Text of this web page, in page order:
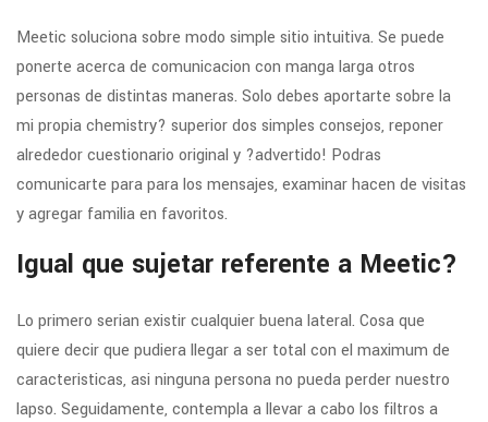
Meetic soluciona sobre modo simple sitio intuitiva. Se puede
ponerte acerca de comunicacion con manga larga otros
personas de distintas maneras. Solo debes aportarte sobre la
mi propia chemistry? superior dos simples consejos, reponer
alrededor cuestionario original y ?advertido! Podras
comunicarte para para los mensajes, examinar hacen de visitas
y agregar familia en favoritos.
Igual que sujetar referente a Meetic?
Lo primero seri­an existir cualquier buena lateral. Cosa que
quiere decir que pudiera llegar a ser total con el maximum de
caracteristicas, asi ninguna persona no pueda perder nuestro
lapso. Seguidamente, contempla a llevar a cabo los filtros a